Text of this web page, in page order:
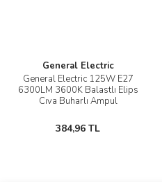
General Electric
General Electric 125W E27
6300LM 3600K Balastlı Elips
Cıva Buharlı Ampul
384,96 TL